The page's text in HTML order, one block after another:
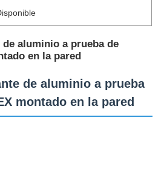
aluminio a prueba de
en la pared
de aluminio a prueba
montado en la pared